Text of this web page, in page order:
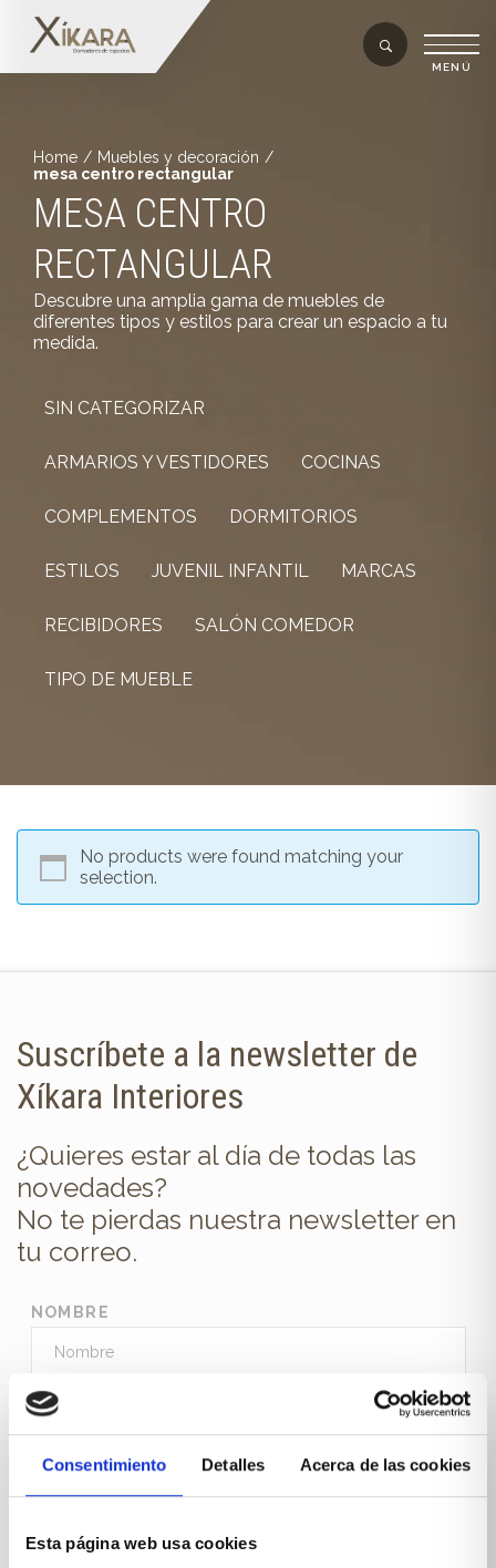
Consentimiento Detalles Acerca de las cookies
Esta página web usa cookies
Home / Muebles y decoración /
mesa centro rectangular
MESA CENTRO
RECTANGULAR
Descubre una amplia gama de muebles de
diferentes tipos y estilos para crear un espacio a tu
medida.
SIN CATEGORIZAR
ARMARIOS Y VESTIDORES COCINAS
COMPLEMENTOS DORMITORIOS
ESTILOS JUVENIL INFANTIL MARCAS
RECIBIDORES SALÓN COMEDOR
TIPO DE MUEBLE
No products were found matching your
selection.
Suscríbete a la newsletter de
Xíkara Interiores
¿Quieres estar al día de todas las
novedades?
No te pierdas nuestra newsletter en
tu correo.
NOMBRE
E-MAIL